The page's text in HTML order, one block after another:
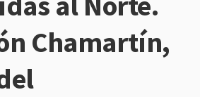
Chamartín,